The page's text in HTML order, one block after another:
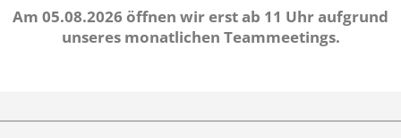
Am 05.08.2026 öffnen wir erst ab 11 Uhr aufgrund
unseres monatlichen Teammeetings.